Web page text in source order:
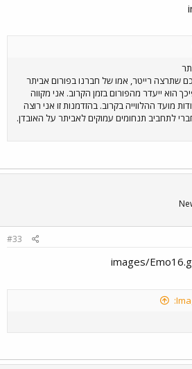
שתרצה רייטר, אמו של חברנו בפורום אביתר
הוא ייעדר מהפורום בזמן הקרוב. אני מקווה
מועד ההלווייה בקרוב. בהזדמנות זו אני רוצה
לתחביב תנחומים עמוקים לאביתר על האובדן.
#33